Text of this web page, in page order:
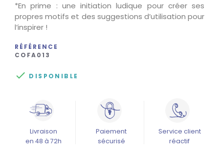
*En prime : une initiation ludique pour créer ses
propres motifs et des suggestions d’utilisation pour
l’inspirer !
RÉFÉRENCE
COFA013
 DISPONIBLE
Livraison
en 48 à 72h
Paiement
sécurisé
Service client
réactif